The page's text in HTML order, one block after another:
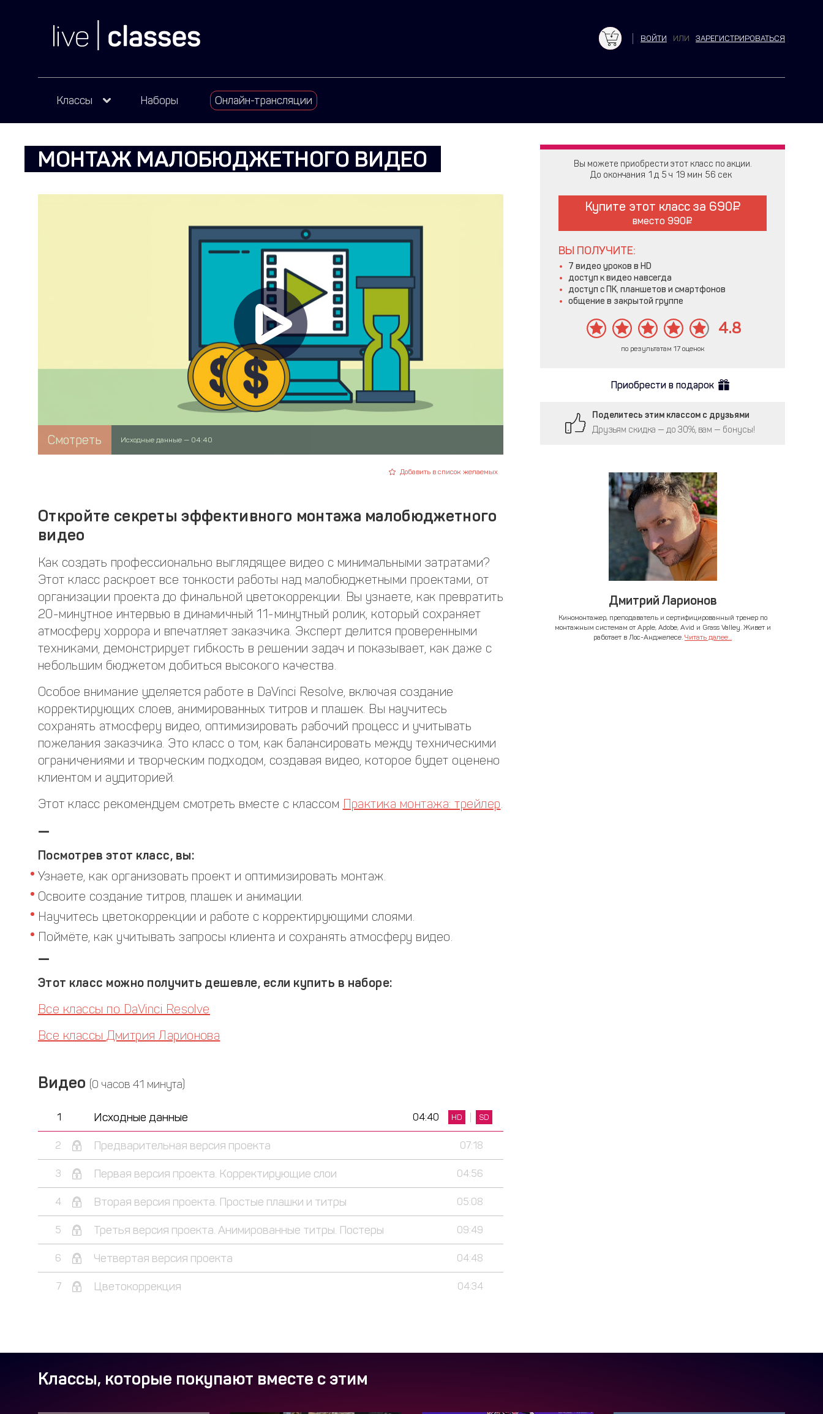
ВОЙТИ ИЛИ ЗАРЕГИСТРИРОВАТЬСЯ
Классы Наборы Онлайн-трансляции
МОНТАЖ МАЛОБЮДЖЕТНОГО ВИДЕО
Смотреть Исходные данные — 04:40
Добавить в список желаемых
Откройте секреты эффективного монтажа малобюджетного
видео
Как создать профессионально выглядящее видео с минимальными затратами?
Этот класс раскроет все тонкости работы над малобюджетными проектами, от
организации проекта до финальной цветокоррекции. Вы узнаете, как превратить
20-минутное интервью в динамичный 11-минутный ролик, который сохраняет
атмосферу хоррора и впечатляет заказчика. Эксперт делится проверенными
техниками, демонстрирует гибкость в решении задач и показывает, как даже с
небольшим бюджетом добиться высокого качества.
Особое внимание уделяется работе в DaVinci Resolve, включая создание
корректирующих слоев, анимированных титров и плашек. Вы научитесь
сохранять атмосферу видео, оптимизировать рабочий процесс и учитывать
пожелания заказчика. Это класс о том, как балансировать между техническими
ограничениями и творческим подходом, создавая видео, которое будет оценено
клиентом и аудиторией.
Этот класс рекомендуем смотреть вместе с классом Практика монтажа: трейлер.
—
Посмотрев этот класс, вы:
Узнаете, как организовать проект и оптимизировать монтаж.
Освоите создание титров, плашек и анимации.
Научитесь цветокоррекции и работе с корректирующими слоями.
Поймёте, как учитывать запросы клиента и сохранять атмосферу видео.
—
Этот класс можно получить дешевле, если купить в наборе:
Все классы по DaVinci Resolve
Все классы Дмитрия Ларионова
Видео (0 часов 41 минута)
1 Исходные данные 04:40 HD SD
2 Предварительная версия проекта 07:18
3 Первая версия проекта. Корректирующие слои 04:56
4 Вторая версия проекта. Простые плашки и титры 05:08
5 Третья версия проекта. Анимированные титры. Постеры 09:49
6 Четвертая версия проекта 04:48
7 Цветокоррекция 04:34
Вы можете приобрести этот класс по акции.
До окончания 1 5 19 55
Купите этот класс за 690
вместо 990
ВЫ ПОЛУЧИТЕ:
7 видео уроков в HD
доступ к видео навсегда
доступ с ПК, планшетов и смартфонов
общение в закрытой группе
4.8
по результатам 17 оценок
Приобрести в подарок
Поделитесь этим классом с друзьями
Друзьям скидка — до 30%, вам — бонусы!
Дмитрий Ларионов
Киномонтажер, преподаватель и сертифицированный тренер по
монтажным системам от Apple, Adobe, Avid и Grass Valley. Живет и
работает в Лос-Анджелесе. Читать далее...
Классы, которые покупают вместе с этим